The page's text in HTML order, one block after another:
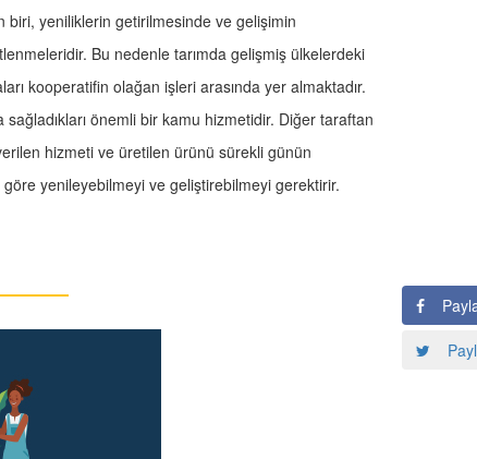
yeniliklerin getirilmesinde ve gelişimin
Bu nedenle tarımda gelişmiş ülkelerdeki
kooperatifin olağan işleri arasında yer almaktadır.
önemli bir kamu hizmetidir. Diğer taraftan
hizmeti ve üretilen ürünü sürekli günün
yenileyebilmeyi ve geliştirebilmeyi gerektirir.